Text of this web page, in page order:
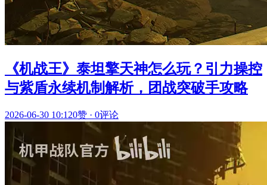
《机战王》泰坦擎天神怎么玩？引力操控
与紫盾永续机制解析，团战突破手攻略
2026-06-30 10:120赞 · 0评论